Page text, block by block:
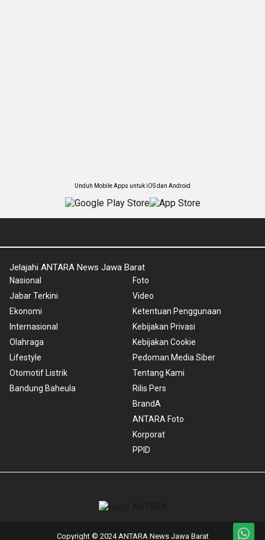
Unduh Mobile Apps untuk iOS dan Android
Jelajahi ANTARA News Jawa Barat
Nasional
Jabar Terkini
Ekonomi
Internasional
Olahraga
Lifestyle
Otomotif Listrik
Bandung Baheula
Foto
Video
Ketentuan Penggunaan
Kebijakan Privasi
Kebijakan Cookie
Pedoman Media Siber
Tentang Kami
Rilis Pers
BrandA
ANTARA Foto
Korporat
PPID
Copyright © 2024 ANTARA News Jawa Barat